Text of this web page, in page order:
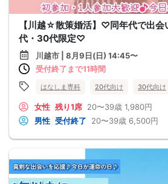
【川越☆散策婚活】♡同年代で出
代・30代限定♡
川越市 | 8月9日(日) 14:45〜
受付終了まで11時間
はなしま専科 20代向け 30代向け
女性 残り1席 20〜39歳 1,980円
男性 受付終了 20〜39歳 6,500円